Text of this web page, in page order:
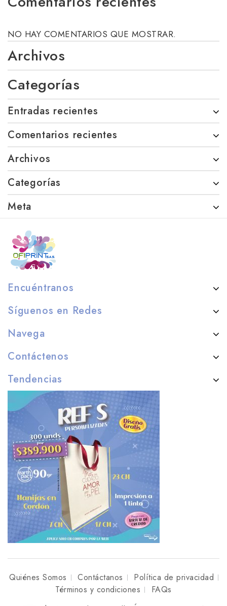
NO HAY COMENTARIOS QUE MOSTRAR.
Archivos
Categorías
Entradas recientes
Comentarios recientes
Archivos
Categorías
Meta
Encuéntranos
Síguenos en Redes
Navega
Contáctenos
Tendencias
Quiénes Somos Contáctanos
Política de privacidad
Términos y condiciones
FAQs